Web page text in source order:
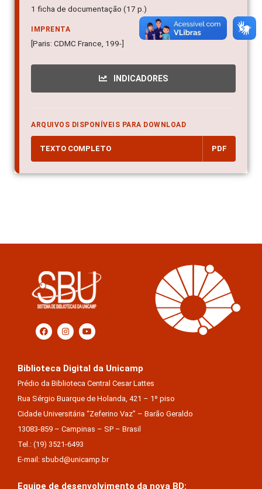
1 ficha de documentação (17 p.)
IMPRENTA
[Paris: CDMC France, 199-]
INDICADORES
ARQUIVOS DISPONÍVEIS PARA DOWNLOAD
TEXTO COMPLETO PDF
Biblioteca Digital da Unicamp
Prédio da Biblioteca Central Cesar Lattes
Rua Sérgio Buarque de Holanda, 421 – 1º piso
Cidade Universitária “Zeferino Vaz” – Barão Geraldo
13083-859 – Campinas – SP – Brasil
Tel.: (19) 3521-6493
E-mail: sbubd@unicamp.br
Equipe de desenvolvimento da nova BD: